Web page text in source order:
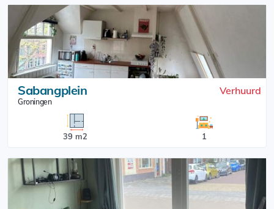
Sabangplein
Groningen
Verhuurd
39 m2 1